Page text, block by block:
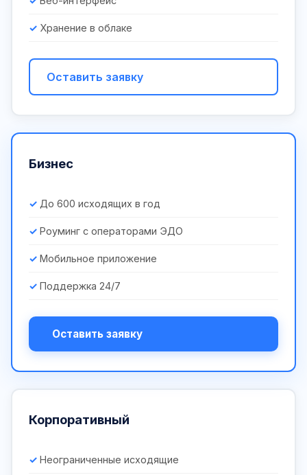
Хранение в облаке
Оставить заявку
Бизнес
До 600 исходящих в год
Роуминг с операторами ЭДО
Мобильное приложение
Поддержка 24/7
Оставить заявку
Корпоративный
Неограниченные исходящие